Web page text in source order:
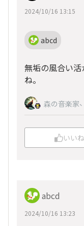
2024/10/16 13:15
abcd
無垢の風合い
ね。
森の音楽家、
いいね
abcd
2024/10/16 13:23